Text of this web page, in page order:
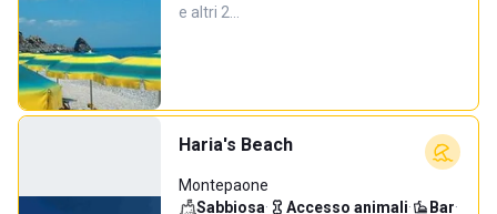
e altri 2…
Haria's Beach
Montepaone
Sabbiosa· Accesso animali· Bar·